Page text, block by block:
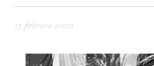
13 febrero 2020